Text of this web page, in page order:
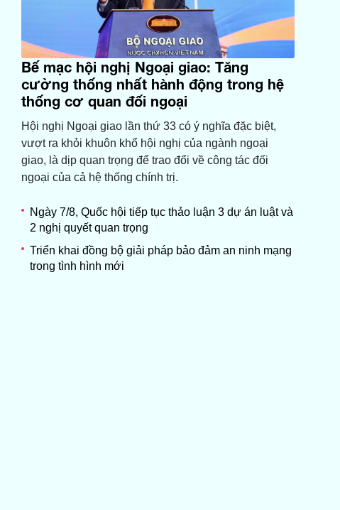
Bế mạc hội nghị Ngoại giao: Tăng
cường thống nhất hành động trong hệ
thống cơ quan đối ngoại
Hội nghị Ngoại giao lần thứ 33 có ý nghĩa đặc biệt,
vượt ra khỏi khuôn khổ hội nghị của ngành ngoại
giao, là dịp quan trọng để trao đổi về công tác đối
ngoại của cả hệ thống chính trị.
Ngày 7/8, Quốc hội tiếp tục thảo luận 3 dự án luật và
2 nghị quyết quan trọng
Triển khai đồng bộ giải pháp bảo đảm an ninh mạng
trong tình hình mới